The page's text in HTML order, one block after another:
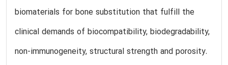
biomaterials for bone substitution that fulfill the
clinical demands of biocompatibility, biodegradability,
non-immunogeneity, structural strength and porosity.